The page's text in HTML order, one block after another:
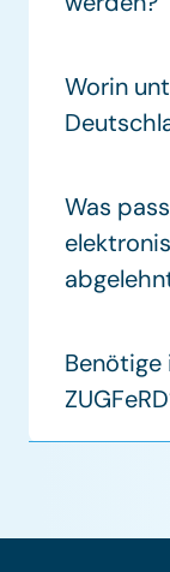
Worin
Was
Benötige